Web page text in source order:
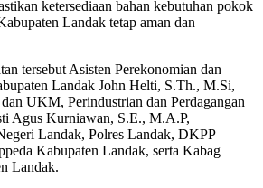
ketersediaan bahan kebutuhan pokok
Landak tetap aman dan
tersebut Asisten Perekonomian dan
Landak John Helti, S.Th., M.Si,
UKM, Perindustrian dan Perdagangan
Agus Kurniawan, S.E., M.A.P,
Landak, Polres Landak, DKPP
Kabupaten Landak, serta Kabag
Landak.